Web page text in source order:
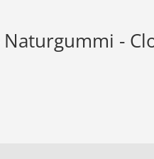
Naturgummi -